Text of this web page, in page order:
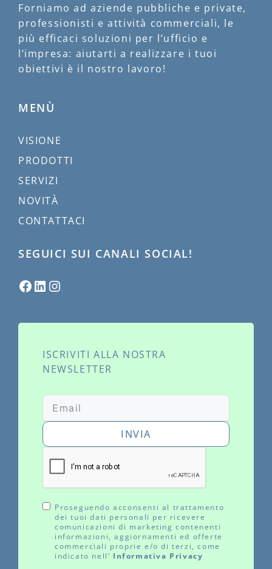
Forniamo ad aziende pubbliche e private,
professionisti e attività commerciali, le
più efficaci soluzioni per l’ufficio e
l’impresa: aiutarti a realizzare i tuoi
obiettivi è il nostro lavoro!
MENÙ
VISIONE
PRODOTTI
SERVIZI
NOVITÀ
CONTATTACI
SEGUICI SUI CANALI SOCIAL!
ISCRIVITI ALLA NOSTRA
NEWSLETTER
INVIA
Proseguendo acconsenti al trattamento
dei tuoi dati personali per ricevere
comunicazioni di marketing contenenti
informazioni, aggiornamenti ed offerte
commerciali proprie e/o di terzi, come
indicato nell’ Informativa Privacy